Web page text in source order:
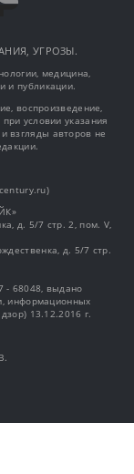
УГРОЗЫ.
медицина,
и публикации.
воспроизведение,
условии указания
взгляды авторов не
д. 5/7 стр. 2, пом. V,
д. 5/7 стр.
- 68048, выдано
информационных
13.12.2016 г.